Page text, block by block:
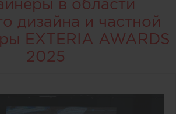
в области
дизайна и частной
EXTERIA AWARDS
2025